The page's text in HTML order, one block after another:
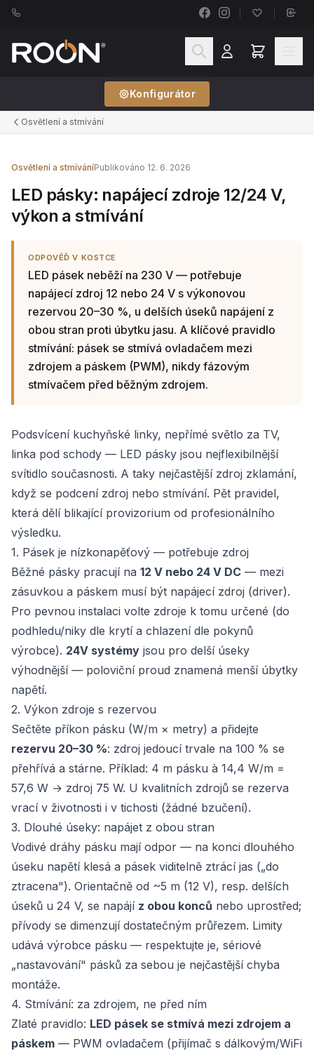
Konfigurátor
Osvětlení a stmívání
Osvětlení a stmíváníPublikováno 12. 6. 2026
LED pásky: napájecí zdroje 12/24 V,
výkon a stmívání
ODPOVĚĎ V KOSTCE
LED pásek neběží na 230 V — potřebuje
napájecí zdroj 12 nebo 24 V s výkonovou
rezervou 20–30 %, u delších úseků napájení z
obou stran proti úbytku jasu. A klíčové pravidlo
stmívání: pásek se stmívá ovladačem mezi
zdrojem a páskem (PWM), nikdy fázovým
stmívačem před běžným zdrojem.
Podsvícení kuchyňské linky, nepřímé světlo za TV,
linka pod schody — LED pásky jsou nejflexibilnější
svítidlo současnosti. A taky nejčastější zdroj zklamání,
když se podcení zdroj nebo stmívání. Pět pravidel,
která dělí blikající provizorium od profesionálního
výsledku.
1. Pásek je nízkonapěťový — potřebuje zdroj
Běžné pásky pracují na 12 V nebo 24 V DC — mezi
zásuvkou a páskem musí být napájecí zdroj (driver).
Pro pevnou instalaci volte zdroje k tomu určené (do
podhledu/niky dle krytí a chlazení dle pokynů
výrobce). 24V systémy jsou pro delší úseky
výhodnější — poloviční proud znamená menší úbytky
napětí.
2. Výkon zdroje s rezervou
Sečtěte příkon pásku (W/m × metry) a přidejte
rezervu 20–30 %: zdroj jedoucí trvale na 100 % se
přehřívá a stárne. Příklad: 4 m pásku à 14,4 W/m =
57,6 W → zdroj 75 W. U kvalitních zdrojů se rezerva
vrací v životnosti i v tichosti (žádné bzučení).
3. Dlouhé úseky: napájet z obou stran
Vodivé dráhy pásku mají odpor — na konci dlouhého
úseku napětí klesá a pásek viditelně ztrácí jas („do
ztracena"). Orientačně od ~5 m (12 V), resp. delších
úseků u 24 V, se napájí z obou konců nebo uprostřed;
přívody se dimenzují dostatečným průřezem. Limity
udává výrobce pásku — respektujte je, sériové
„nastavování" pásků za sebou je nejčastější chyba
montáže.
4. Stmívání: za zdrojem, ne před ním
Zlaté pravidlo: LED pásek se stmívá mezi zdrojem a
páskem — PWM ovladačem (přijímač s dálkovým/WiFi